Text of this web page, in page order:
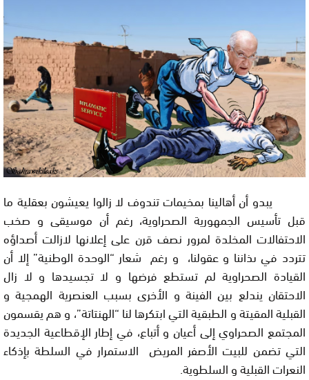
يبدو أن أهالينا بمخيمات تندوف لا زالوا يعيشون بعقلية ما
قبل تأسيس الجمهورية الصحراوية، رغم أن موسيقى و صخب
الاحتفالات المخلدة لمرور نصف قرن على إعلانها لازالت أصداؤه
تتردد في ىذاننا و عقولنا، و رغم شعار “الوحدة الوطنية” إلا أن
القيادة الصحراوية لم تستطع فرضها و لا تجسيدها و لا زال
الاحتقان يندلع بين الفينة و الأخرى بسبب العنصرية الهمجية و
القبلية المقيتة و الطبقية التي ابتكرها لنا “الهنتاتة”، و هم يقسمون
المجتمع الصحراوي إلى أعيان و أتباع، في إطار الإقطاعية الجديدة
التي تضمن للبيت الأصفر المريض الاستمرار في السلطة بإذكاء
النعرات القبلية و السلطوية.